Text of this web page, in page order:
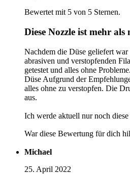
Bewertet mit 5 von 5 Sternen.
Diese Nozzle ist mehr
Nachdem die Düse geliefert
abrasiven und verstopfenden
getestet und alles ohne
Düse Aufgrund der
alles ohne zu verstopfen. Die
aus.
Ich werde aktuell nur noch
War diese Bewertung für dich
Michael
25. April 2022